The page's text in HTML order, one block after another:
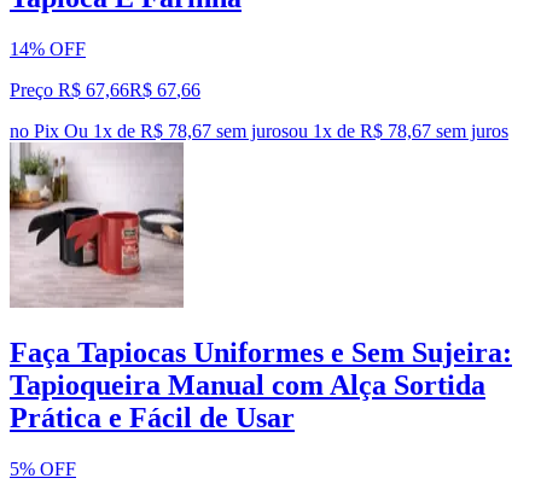
14% OFF
Preço R$ 67,66R$ 67,66
no Pix Ou 1x de R$ 78,67 sem jurosou 1x de R$ 78,67 sem juros
Faça Tapiocas Uniformes e Sem Sujeira:
Tapioqueira Manual com Alça Sortida
Prática e Fácil de Usar
5% OFF